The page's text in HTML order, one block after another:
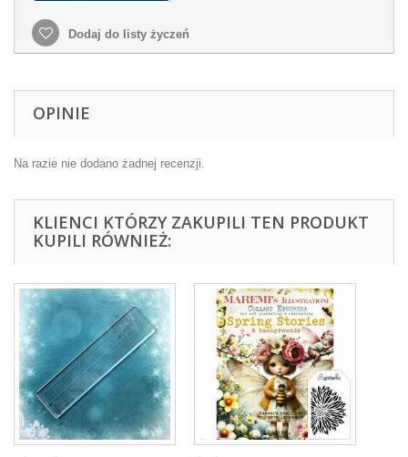
Dodaj do listy życzeń
OPINIE
Na razie nie dodano żadnej recenzji.
KLIENCI KTÓRZY ZAKUPILI TEN PRODUKT
KUPILI RÓWNIEŻ: